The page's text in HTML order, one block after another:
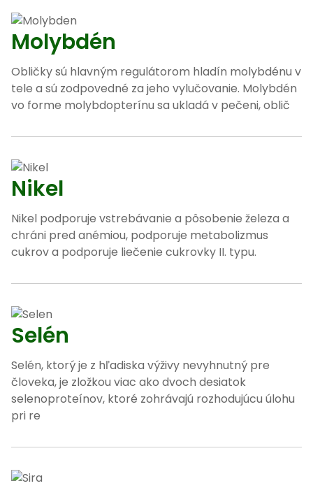
Molybdén
Obličky sú hlavným regulátorom hladín molybdénu v
tele a sú zodpovedné za jeho vylučovanie. Molybdén
vo forme molybdopterínu sa ukladá v pečeni, oblič
Nikel
Nikel podporuje vstrebávanie a pôsobenie železa a
chráni pred anémiou, podporuje metabolizmus
cukrov a podporuje liečenie cukrovky II. typu.
Selén
Selén, ktorý je z hľadiska výživy nevyhnutný pre
človeka, je zložkou viac ako dvoch desiatok
selenoproteínov, ktoré zohrávajú rozhodujúcu úlohu
pri re